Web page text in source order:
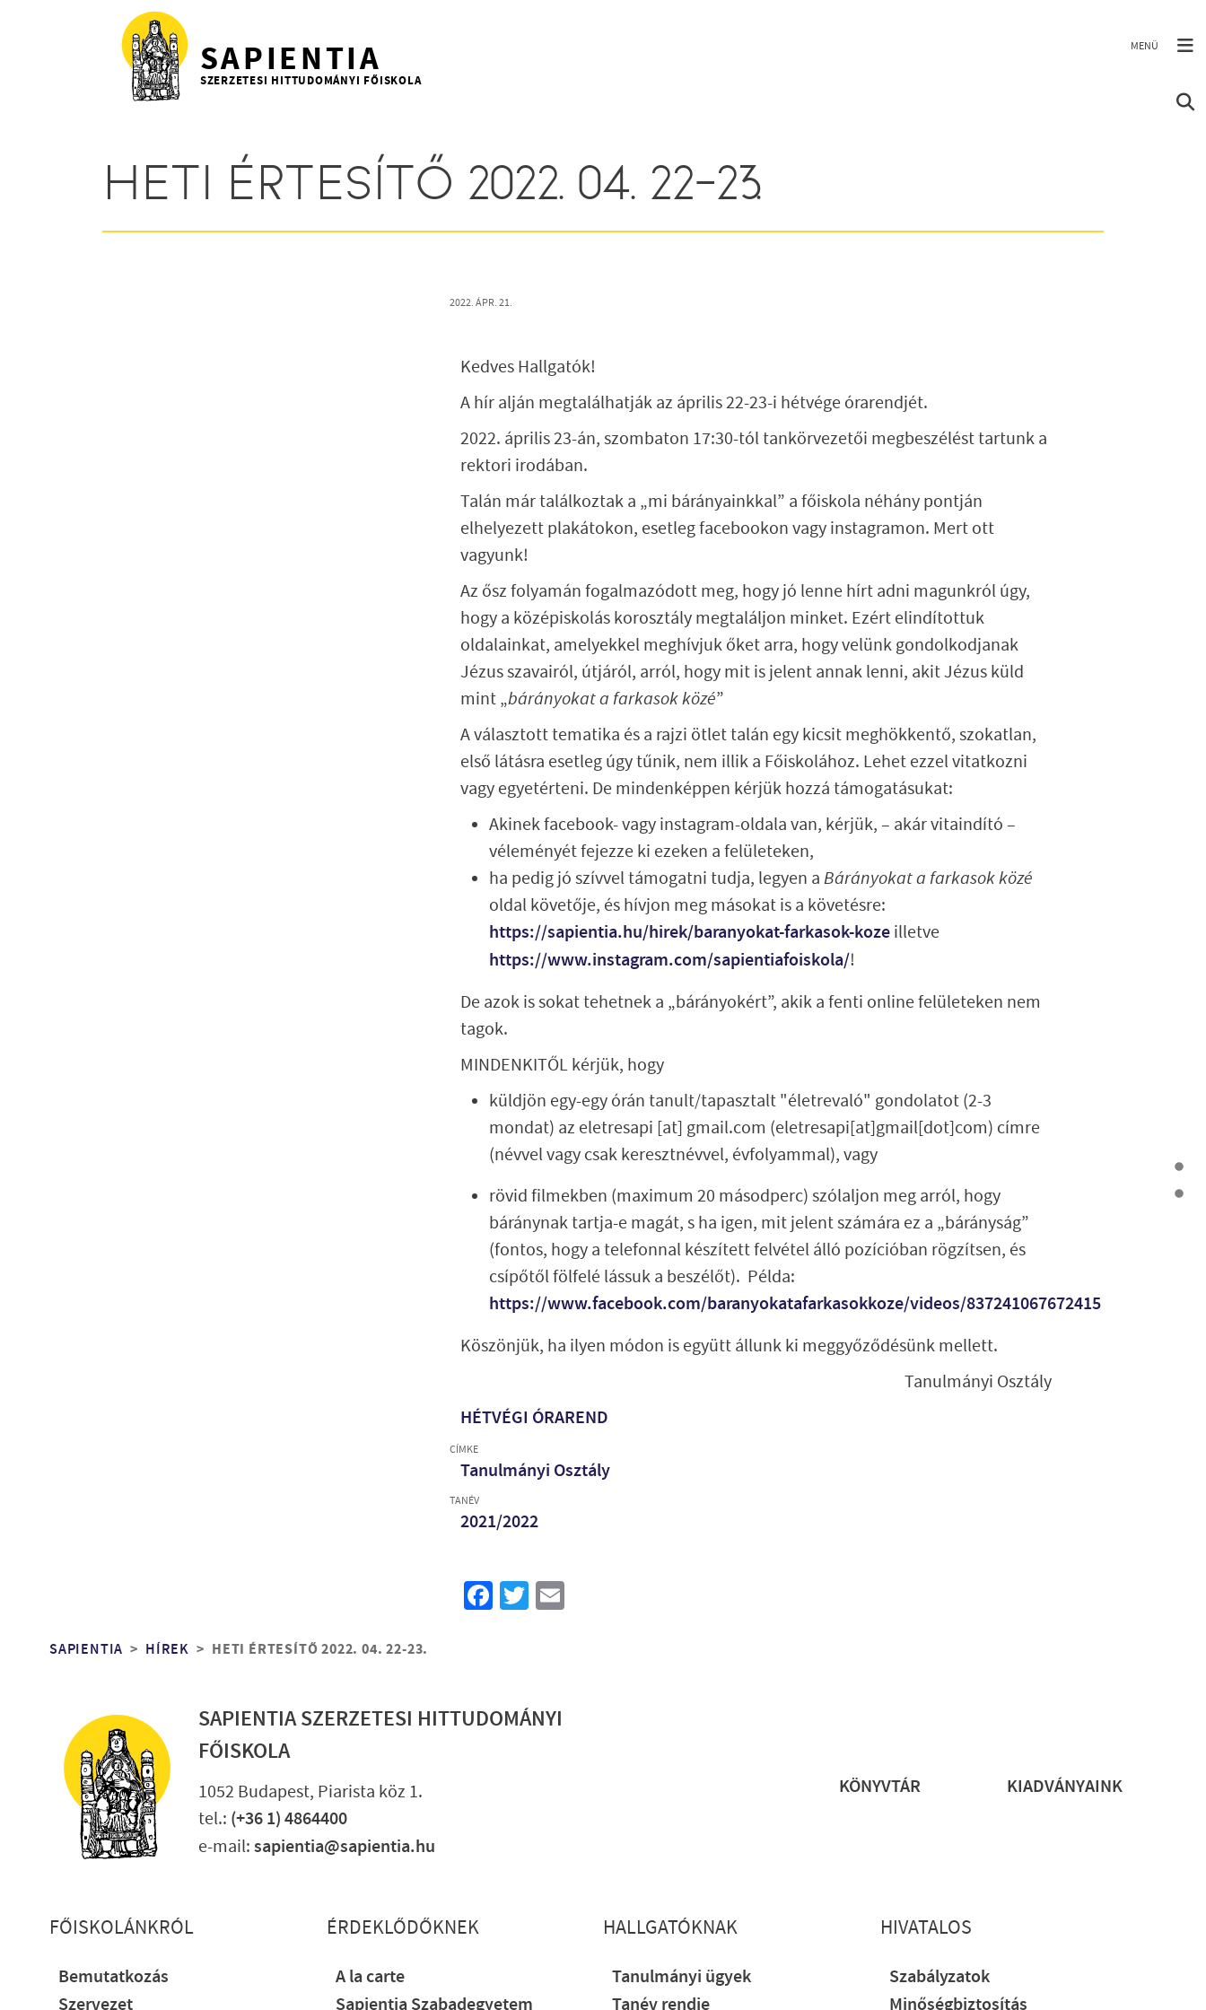
Ugrás a tartalomra
SAPIENTIA
SZERZETESI HITTUDOMÁNYI FŐISKOLA
HETI ÉRTESÍTŐ 2022. 04. 22-23.
2022. ÁPR. 21.
Kedves Hallgatók!
A hír alján megtalálhatják az április 22-23-i hétvége órarendjét.
2022. április 23-án, szombaton 17:30-tól tankörvezetői megbeszélést tartunk a
rektori irodában.
Talán már találkoztak a „mi bárányainkkal” a főiskola néhány pontján
elhelyezett plakátokon, esetleg facebookon vagy instagramon. Mert ott
vagyunk!
Az ősz folyamán fogalmazódott meg, hogy jó lenne hírt adni magunkról úgy,
hogy a középiskolás korosztály megtaláljon minket. Ezért elindítottuk
oldalainkat, amelyekkel meghívjuk őket arra, hogy velünk gondolkodjanak
Jézus szavairól, útjáról, arról, hogy mit is jelent annak lenni, akit Jézus küld
mint „bárányokat a farkasok közé”
A választott tematika és a rajzi ötlet talán egy kicsit meghökkentő, szokatlan,
első látásra esetleg úgy tűnik, nem illik a Főiskolához. Lehet ezzel vitatkozni
vagy egyetérteni. De mindenképpen kérjük hozzá támogatásukat:
Akinek facebook- vagy instagram-oldala van, kérjük, – akár vitaindító –
véleményét fejezze ki ezeken a felületeken,
ha pedig jó szívvel támogatni tudja, legyen aBárányokat a farkasok közé
oldal követője, és hívjon meg másokat is a követésre:
https://sapientia.hu/hirek/baranyokat-farkasok-kozeilletve
https://www.instagram.com/sapientiafoiskola/!
De azok is sokat tehetnek a „bárányokért”, akik a fenti online felületeken nem
tagok.
MINDENKITŐL kérjük, hogy
küldjön egy-egy órán tanult/tapasztalt "életrevaló" gondolatot (2-3
mondat) az eletresapi [at] gmail.com (eletresapi[at]gmail[dot]com) címre
(névvel vagy csak keresztnévvel, évfolyammal), vagy
rövid filmekben (maximum 20 másodperc) szólaljon meg arról, hogy
báránynak tartja-e magát, s ha igen, mit jelent számára ez a „bárányság”
(fontos, hogy a telefonnal készített felvétel álló pozícióban rögzítsen, és
csípőtől fölfelé lássuk a beszélőt). Példa:
https://www.facebook.com/baranyokatafarkasokkoze/videos/837241067672415
Köszönjük, ha ilyen módon is együtt állunk ki meggyőződésünk mellett.
Tanulmányi Osztály
HÉTVÉGI ÓRAREND
CÍMKE
Tanulmányi Osztály
TANÉV
2021/2022
Facebook
Twitter
Morzsa
SAPIENTIA HÍREK HETI ÉRTESÍTŐ 2022. 04. 22-23.
SAPIENTIA SZERZETESI HITTUDOMÁNYI
FŐISKOLA
1052 Budapest, Piarista köz 1.
tel.: (+36 1) 4864400
e-mail:sapientia@sapientia.hu
KÖNYVTÁR KIADVÁNYAINK
Lábléc részletes
FŐISKOLÁNKRÓL
Bemutatkozás
Szervezet
ÉRDEKLŐDŐKNEK
A la carte
Sapientia Szabadegyetem
HALLGATÓKNAK
Tanulmányi ügyek
Tanév rendje
HIVATALOS
Szabályzatok
Minőségbiztosítás